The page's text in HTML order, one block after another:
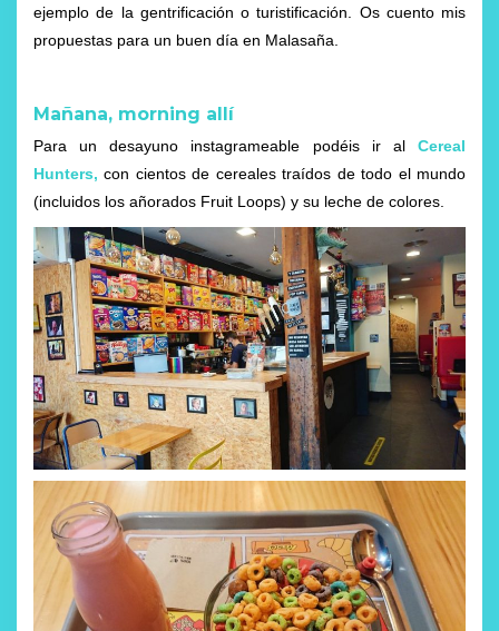
ejemplo de la gentrificación o turistificación. Os cuento mis
propuestas para un buen día en Malasaña.
Mañana, morning allí
Para un desayuno instagrameable podéis ir alCereal
Hunters, con cientos de cereales traídos de todo el mundo
(incluidos los añorados Fruit Loops) y su leche de colores.